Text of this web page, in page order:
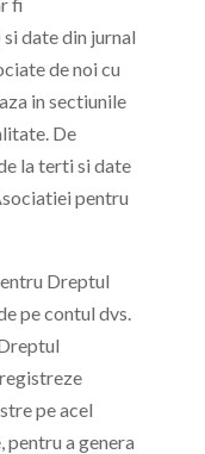
date din jurnal
de noi cu
in sectiunile
De
la terti si date
pentru
Dreptul
pe contul dvs.
pe acel
pentru a genera